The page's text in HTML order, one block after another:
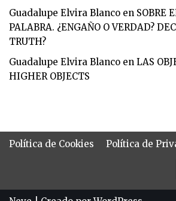
Guadalupe Elvira Blanco en SOBRE
PALABRA. ¿ENGAÑO O VERDAD?
TRUTH?
Guadalupe Elvira Blanco en LAS
HIGHER OBJECTS
Política de Cookies Política de